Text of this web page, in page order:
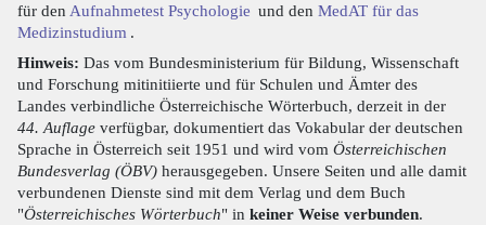
für den Aufnahmetest Psychologie und den MedAT für das
Medizinstudium .
Hinweis: Das vom Bundesministerium für Bildung, Wissenschaft
und Forschung mitinitiierte und für Schulen und Ämter des
Landes verbindliche Österreichische Wörterbuch, derzeit in der
44. Auflage verfügbar, dokumentiert das Vokabular der deutschen
Sprache in Österreich seit 1951 und wird vom Österreichischen
Bundesverlag (ÖBV) herausgegeben. Unsere Seiten und alle damit
verbundenen Dienste sind mit dem Verlag und dem Buch
"Österreichisches Wörterbuch" in keiner Weise verbunden.